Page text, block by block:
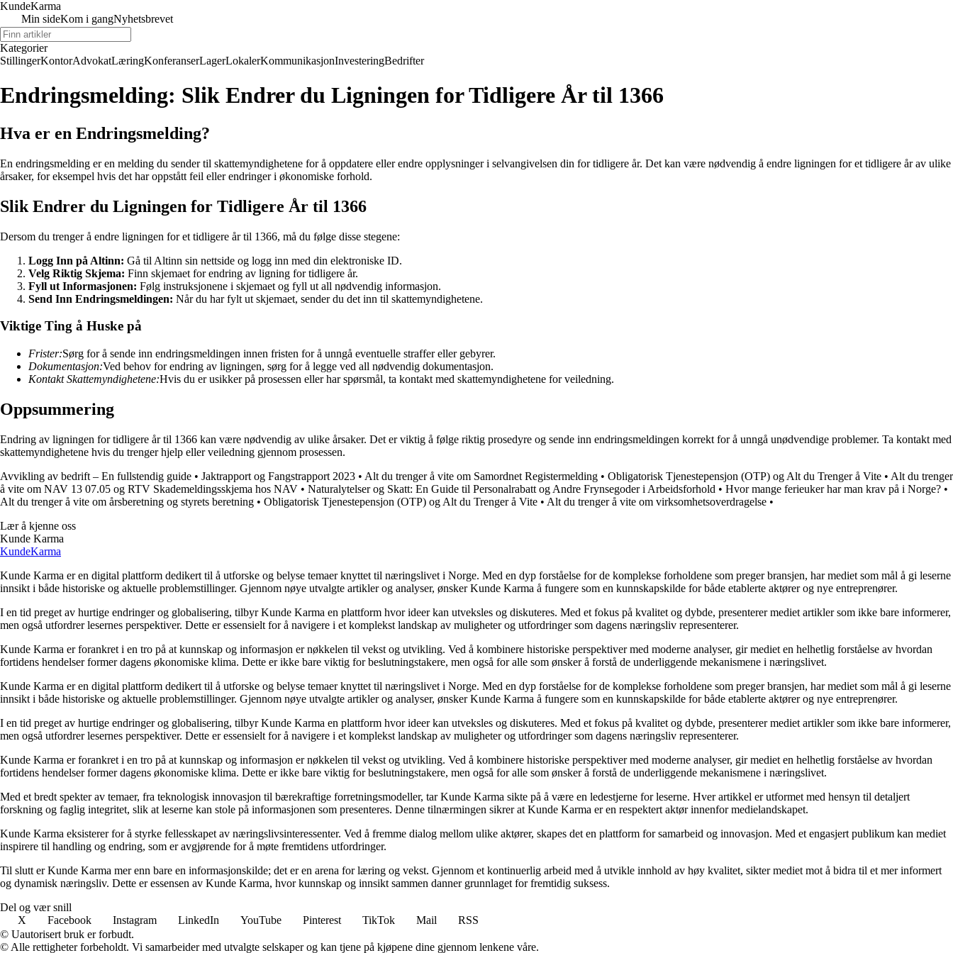
KundeKarma
Min sideKom i gangNyhetsbrevet
Kategorier
StillingerKontorAdvokatLæringKonferanserLagerLokalerKommunikasjonInvesteringBedrifter
Endringsmelding: Slik Endrer du Ligningen for Tidligere År til 1366
Hva er en Endringsmelding?
En endringsmelding er en melding du sender til skattemyndighetene for å oppdatere eller endre opplysninger i selvangivelsen din for tidligere år. Det kan være nødvendig å endre ligningen for et tidligere år av ulike
årsaker, for eksempel hvis det har oppstått feil eller endringer i økonomiske forhold.
Slik Endrer du Ligningen for Tidligere År til 1366
Dersom du trenger å endre ligningen for et tidligere år til 1366, må du følge disse stegene:
Logg Inn på Altinn: Gå til Altinn sin nettside og logg inn med din elektroniske ID.
Velg Riktig Skjema: Finn skjemaet for endring av ligning for tidligere år.
Fyll ut Informasjonen: Følg instruksjonene i skjemaet og fyll ut all nødvendig informasjon.
Send Inn Endringsmeldingen: Når du har fylt ut skjemaet, sender du det inn til skattemyndighetene.
Viktige Ting å Huske på
Frister:Sørg for å sende inn endringsmeldingen innen fristen for å unngå eventuelle straffer eller gebyrer.
Dokumentasjon:Ved behov for endring av ligningen, sørg for å legge ved all nødvendig dokumentasjon.
Kontakt Skattemyndighetene:Hvis du er usikker på prosessen eller har spørsmål, ta kontakt med skattemyndighetene for veiledning.
Oppsummering
Endring av ligningen for tidligere år til 1366 kan være nødvendig av ulike årsaker. Det er viktig å følge riktig prosedyre og sende inn endringsmeldingen korrekt for å unngå unødvendige problemer. Ta kontakt med
skattemyndighetene hvis du trenger hjelp eller veiledning gjennom prosessen.
Avvikling av bedrift – En fullstendig guide • Jaktrapport og Fangstrapport 2023 • Alt du trenger å vite om Samordnet Registermelding • Obligatorisk Tjenestepensjon (OTP) og Alt du Trenger å Vite • Alt du trenger
å vite om NAV 13 07.05 og RTV Skademeldingsskjema hos NAV • Naturalytelser og Skatt: En Guide til Personalrabatt og Andre Frynsegoder i Arbeidsforhold • Hvor mange ferieuker har man krav på i Norge? •
Alt du trenger å vite om årsberetning og styrets beretning • Obligatorisk Tjenestepensjon (OTP) og Alt du Trenger å Vite • Alt du trenger å vite om virksomhetsoverdragelse •
Lær å kjenne oss
Kunde Karma
KundeKarma
Kunde Karma er en digital plattform dedikert til å utforske og belyse temaer knyttet til næringslivet i Norge. Med en dyp forståelse for de komplekse forholdene som preger bransjen, har mediet som mål å gi leserne
innsikt i både historiske og aktuelle problemstillinger. Gjennom nøye utvalgte artikler og analyser, ønsker Kunde Karma å fungere som en kunnskapskilde for både etablerte aktører og nye entreprenører.
I en tid preget av hurtige endringer og globalisering, tilbyr Kunde Karma en plattform hvor ideer kan utveksles og diskuteres. Med et fokus på kvalitet og dybde, presenterer mediet artikler som ikke bare informerer,
men også utfordrer lesernes perspektiver. Dette er essensielt for å navigere i et komplekst landskap av muligheter og utfordringer som dagens næringsliv representerer.
Kunde Karma er forankret i en tro på at kunnskap og informasjon er nøkkelen til vekst og utvikling. Ved å kombinere historiske perspektiver med moderne analyser, gir mediet en helhetlig forståelse av hvordan
fortidens hendelser former dagens økonomiske klima. Dette er ikke bare viktig for beslutningstakere, men også for alle som ønsker å forstå de underliggende mekanismene i næringslivet.
Kunde Karma er en digital plattform dedikert til å utforske og belyse temaer knyttet til næringslivet i Norge. Med en dyp forståelse for de komplekse forholdene som preger bransjen, har mediet som mål å gi leserne
innsikt i både historiske og aktuelle problemstillinger. Gjennom nøye utvalgte artikler og analyser, ønsker Kunde Karma å fungere som en kunnskapskilde for både etablerte aktører og nye entreprenører.
I en tid preget av hurtige endringer og globalisering, tilbyr Kunde Karma en plattform hvor ideer kan utveksles og diskuteres. Med et fokus på kvalitet og dybde, presenterer mediet artikler som ikke bare informerer,
men også utfordrer lesernes perspektiver. Dette er essensielt for å navigere i et komplekst landskap av muligheter og utfordringer som dagens næringsliv representerer.
Kunde Karma er forankret i en tro på at kunnskap og informasjon er nøkkelen til vekst og utvikling. Ved å kombinere historiske perspektiver med moderne analyser, gir mediet en helhetlig forståelse av hvordan
fortidens hendelser former dagens økonomiske klima. Dette er ikke bare viktig for beslutningstakere, men også for alle som ønsker å forstå de underliggende mekanismene i næringslivet.
Med et bredt spekter av temaer, fra teknologisk innovasjon til bærekraftige forretningsmodeller, tar Kunde Karma sikte på å være en ledestjerne for leserne. Hver artikkel er utformet med hensyn til detaljert
forskning og faglig integritet, slik at leserne kan stole på informasjonen som presenteres. Denne tilnærmingen sikrer at Kunde Karma er en respektert aktør innenfor medielandskapet.
Kunde Karma eksisterer for å styrke fellesskapet av næringslivsinteressenter. Ved å fremme dialog mellom ulike aktører, skapes det en plattform for samarbeid og innovasjon. Med et engasjert publikum kan mediet
inspirere til handling og endring, som er avgjørende for å møte fremtidens utfordringer.
Til slutt er Kunde Karma mer enn bare en informasjonskilde; det er en arena for læring og vekst. Gjennom et kontinuerlig arbeid med å utvikle innhold av høy kvalitet, sikter mediet mot å bidra til et mer informert
og dynamisk næringsliv. Dette er essensen av Kunde Karma, hvor kunnskap og innsikt sammen danner grunnlaget for fremtidig suksess.
Del og vær snill
X
Facebook Instagram LinkedIn YouTube Pinterest TikTok Mail
RSS
© Uautorisert bruk er forbudt.
© Alle rettigheter forbeholdt. Vi samarbeider med utvalgte selskaper og kan tjene på kjøpene dine gjennom lenkene våre.